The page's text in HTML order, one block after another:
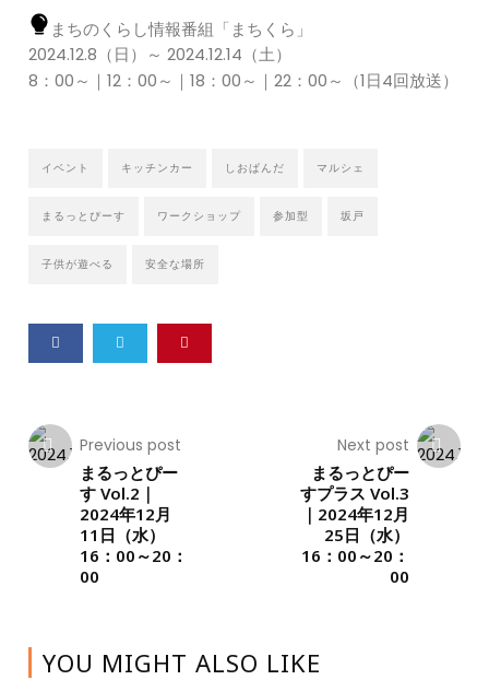
まちのくらし情報番組「まちくら」
2024.12.8（日）～ 2024.12.14（土）
8：00～｜12：00～｜18：00～｜22：00～（1日4回放送）
イベント キッチンカー しおぱんだ マルシェ
まるっとぴーす ワークショップ 参加型 坂戸
子供が遊べる 安全な場所
Previous post
まるっとぴー
す Vol.2｜
2024年12月
11日（水）
16：00～20：
00
Next post
まるっとぴー
すプラス Vol.3
｜2024年12月
25日（水）
16：00～20：
00
YOU MIGHT ALSO LIKE